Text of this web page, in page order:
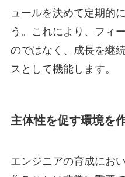
ュールを決めて定期的
う。これにより、フィ
のではなく、成長を継
スとして機能します。
主体性を促す環境を
エンジニアの育成にお